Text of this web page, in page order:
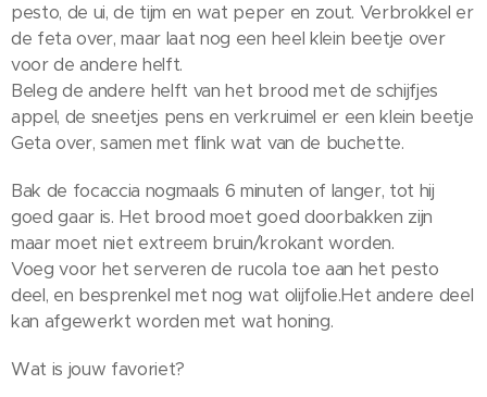
pesto, de ui, de tijm en wat peper en zout. Verbrokkel er
de feta over, maar laat nog een heel klein beetje over
voor de andere helft.
Beleg de andere helft van het brood met de schijfjes
appel, de sneetjes pens en verkruimel er een klein beetje
Geta over, samen met flink wat van de buchette.
Bak de focaccia nogmaals 6 minuten of langer, tot hij
goed gaar is. Het brood moet goed doorbakken zijn
maar moet niet extreem bruin/krokant worden.
Voeg voor het serveren de rucola toe aan het pesto
deel, en besprenkel met nog wat olijfolie.Het andere deel
kan afgewerkt worden met wat honing.
Wat is jouw favoriet?